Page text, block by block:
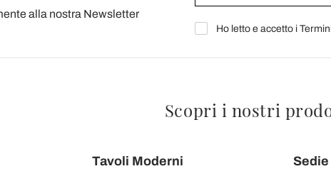
alla nostra Newsletter
Ho letto e accetto i
Scopri i nostri
Tavoli Moderni Sedie